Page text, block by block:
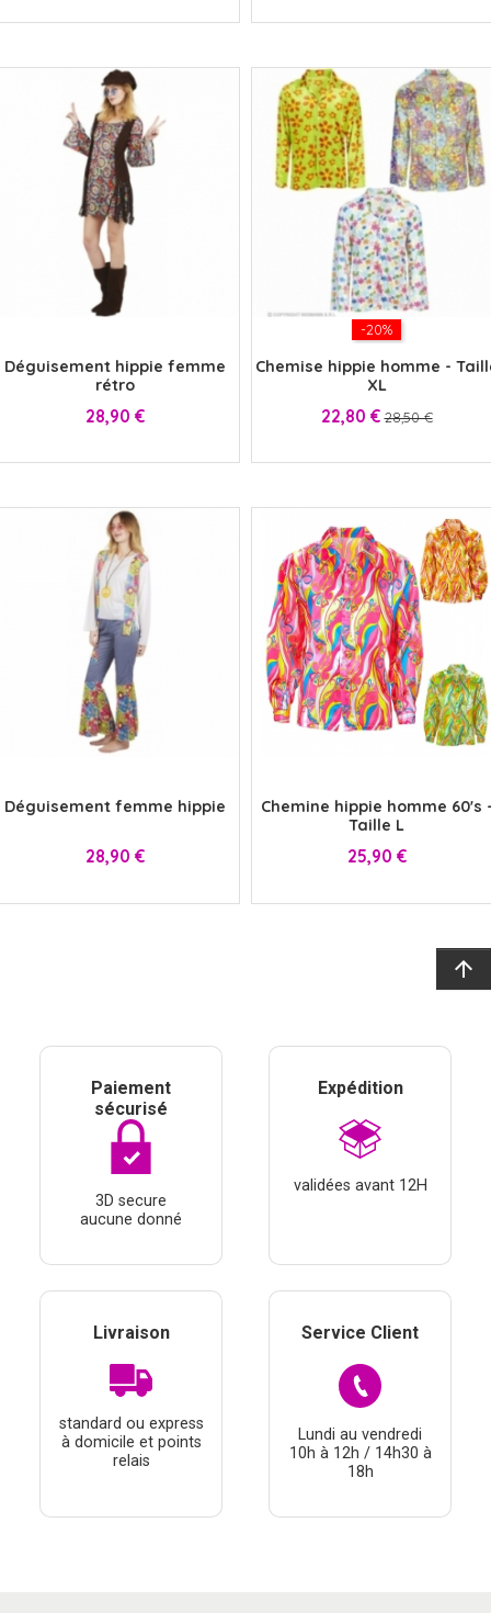
Déguisement hippie femme
rétro
Prix
28,90 €
-20%
Chemise hippie homme -
XL
Prix
22,80 € Prix
28,50 €
Déguisement femme hippie
Prix
28,90 €
Chemine hippie homme 60's
Taille L
Prix
25,90 €
arrow_upward
Paiement
sécurisé
3D secure
aucune donné
Expédition
validées avant 12H
Livraison
standard ou express
à domicile et points
relais
Service Client
Lundi au vendredi
10h à 12h / 14h30 à
18h